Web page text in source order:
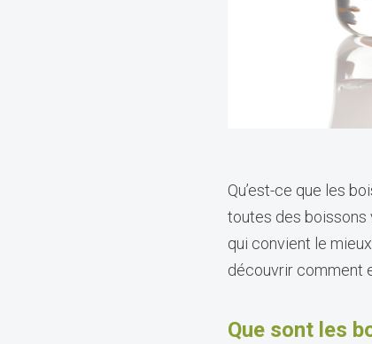
Qu’est-ce que les
toutes des boissons
qui convient le
découvrir comment
Que sont les